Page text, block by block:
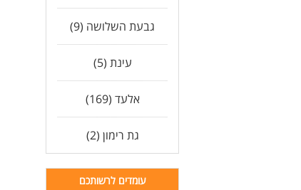
גבעת השלושה (9)
עינת (5)
אלעד (169)
גת רימון (2)
עומדים לרשותכם